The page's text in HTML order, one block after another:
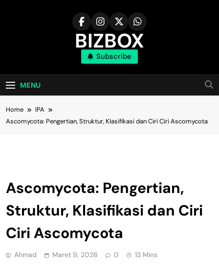
BIZBOX
Bizbox – Media Informasi Terkini
Subscribe
MENU
Home
IPA
Ascomycota: Pengertian, Struktur, Klasifikasi dan Ciri Ciri Ascomycota
Ascomycota: Pengertian,
Struktur, Klasifikasi dan Ciri
Ciri Ascomycota
Ahmad Maret 9, 2026 0 13 Mins